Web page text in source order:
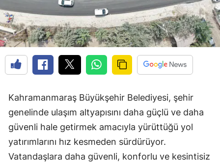
Kahramanmaraş Büyükşehir Belediyesi, şehir
genelinde ulaşım altyapısını daha güçlü ve daha
güvenli hale getirmek amacıyla yürüttüğü yol
yatırımlarını hız kesmeden sürdürüyor.
Vatandaşlara daha güvenli, konforlu ve kesintisiz